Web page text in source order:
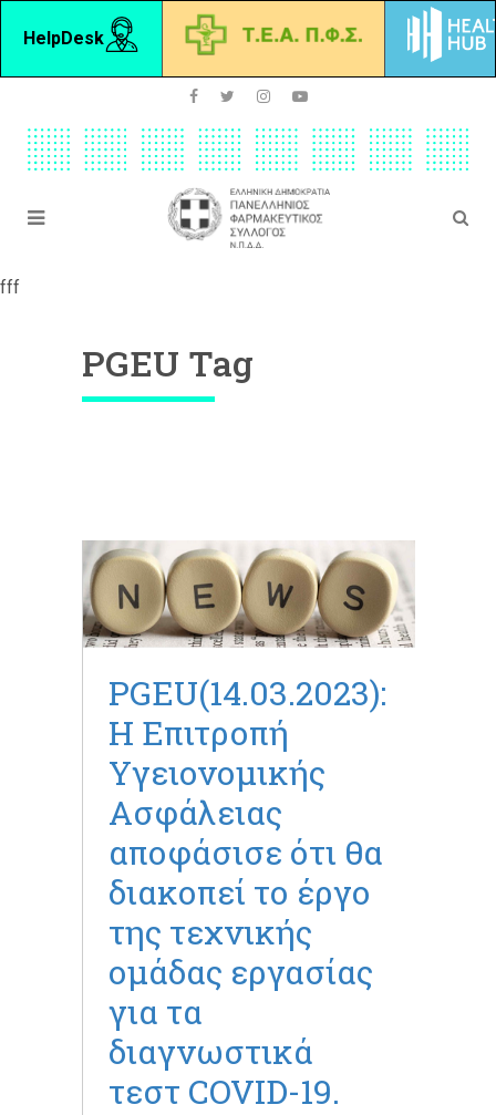
HelpDesk
fff
PGEU Tag
PGEU(14.03.2023):
Η Επιτροπή
Υγειονομικής
Ασφάλειας
αποφάσισε ότι θα
διακοπεί το έργο
της τεχνικής
ομάδας εργασίας
για τα
διαγνωστικά
τεστ COVID-19.